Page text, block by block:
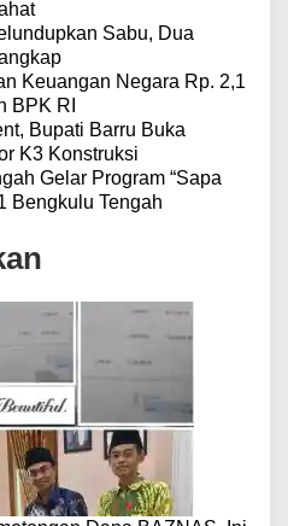
Sabu, Dua
Keuangan Negara Rp. 2,1
BPK RI
Bupati Barru Buka
K3 Konstruksi
Gelar Program “Sapa
Bengkulu Tengah